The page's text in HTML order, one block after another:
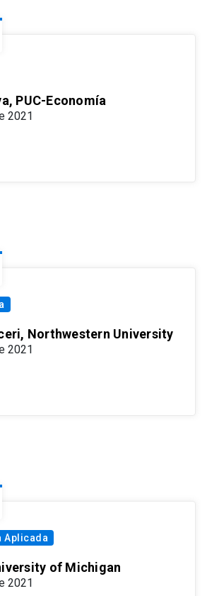
PUC-Economía
2021
Northwestern University
2021
Aplicada
of Michigan
2021